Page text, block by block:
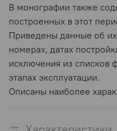
В монографии также
построенных в этот
Приведены данные об
номерах, датах
исключения из списков
этапах эксплуатации.
Описаны наиболее